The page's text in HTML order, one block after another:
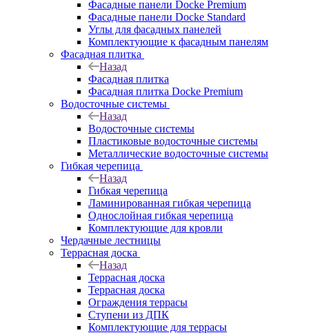
Фасадные панели Docke Premium
Фасадные панели Docke Standard
Углы для фасадных панелей
Комплектующие к фасадным панелям
Фасадная плитка
Назад
Фасадная плитка
Фасадная плитка Docke Premium
Водосточные системы
Назад
Водосточные системы
Пластиковые водосточные системы
Металлические водосточные системы
Гибкая черепица
Назад
Гибкая черепица
Ламинированная гибкая черепица
Однослойная гибкая черепица
Комплектующие для кровли
Чердачные лестницы
Террасная доска
Назад
Террасная доска
Террасная доска
Ограждения террасы
Ступени из ДПК
Комплектующие для террасы